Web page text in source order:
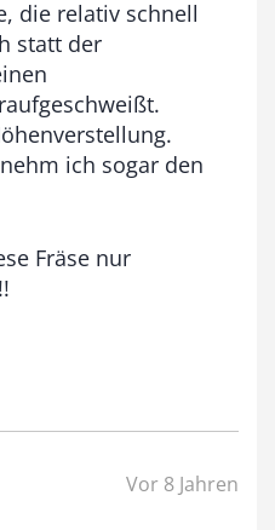
die relativ schnell
statt der
ich sogar den
Fräse nur
Vor 8 Jahren